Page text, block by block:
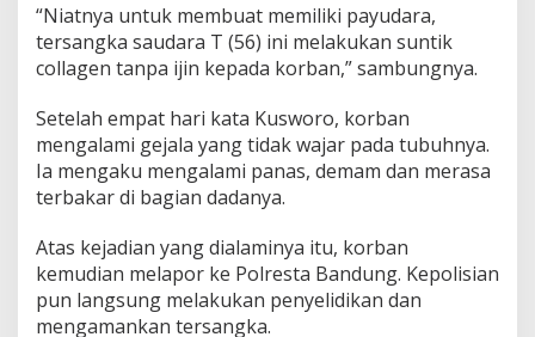
a
m
n
a
n
P
l
e
s
t
a
“Niatnya untuk membuat memiliki payudara,
tersangka saudara T (56) ini melakukan suntik
collagen tanpa ijin kepada korban,” sambungnya.
Setelah empat hari kata Kusworo, korban
mengalami gejala yang tidak wajar pada tubuhnya.
Ia mengaku mengalami panas, demam dan merasa
terbakar di bagian dadanya.
Atas kejadian yang dialaminya itu, korban
kemudian melapor ke Polresta Bandung. Kepolisian
pun langsung melakukan penyelidikan dan
mengamankan tersangka.